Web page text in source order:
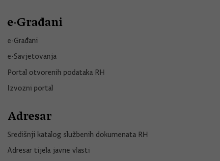
e-Građani
e-Građani
e-Savjetovanja
Portal otvorenih podataka RH
Izvozni portal
Adresar
Središnji katalog službenih dokumenata RH
Adresar tijela javne vlasti